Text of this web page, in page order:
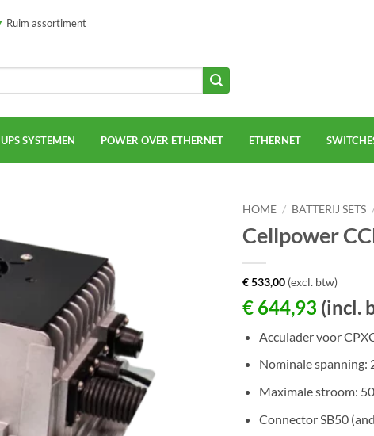
Ruim assortiment
UPS SYSTEMEN POWER OVER ETHERNET ETHERNET
HOME / BATTERIJ SETS
Cellpower
€533,00 (excl. btw)
€ 644,93 (incl.
Acculader voor
Nominale spanning:
Maximale stroom:
Connector SB50